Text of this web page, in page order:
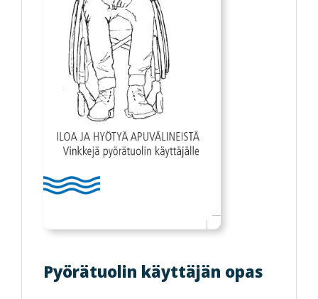
Pyörätuolin käyttäjän opas